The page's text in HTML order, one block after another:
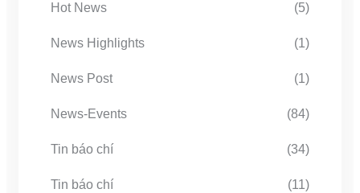
Hot News (5)
News Highlights (1)
News Post (1)
News-Events (84)
Tin báo chí (34)
Tin báo chí (11)